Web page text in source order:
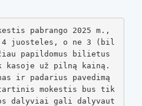
pabrango 2025 m.,
juosteles, o ne 3 (bil
papildomus bilietus
už pilną kainą.
ir padarius pavedimą
mokestis bus tik
dalyviai gali dalyvaut